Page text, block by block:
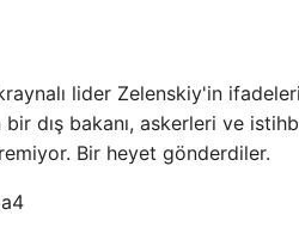
lider Zelenskiy'in
dış bakanı, askerleri ve
Bir heyet gönderdiler.